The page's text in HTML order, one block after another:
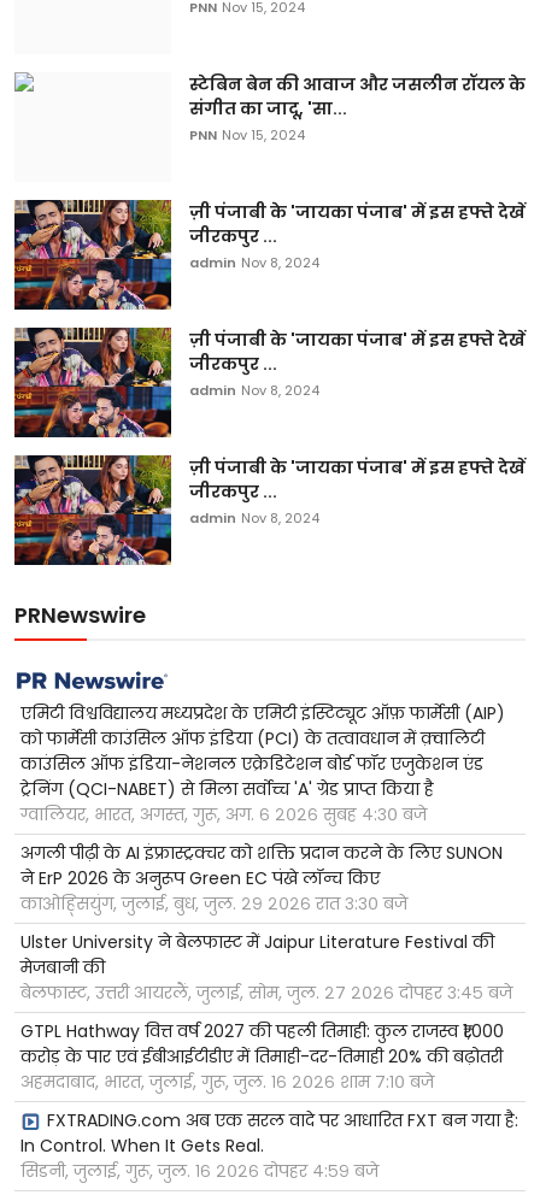
PNN Nov 15, 2024
स्टेबिन बेन की आवाज और जसलीन रॉयल के
संगीत का जादू, 'सा...
PNN Nov 15, 2024
ज़ी पंजाबी के 'जायका पंजाब' में इस हफ्ते देखें
जीरकपुर ...
admin Nov 8, 2024
ज़ी पंजाबी के 'जायका पंजाब' में इस हफ्ते देखें
जीरकपुर ...
admin Nov 8, 2024
ज़ी पंजाबी के 'जायका पंजाब' में इस हफ्ते देखें
जीरकपुर ...
admin Nov 8, 2024
PRNewswire
एमिटी विश्वविद्यालय मध्यप्रदेश के एमिटी इंस्टिट्यूट ऑफ़ फार्मेसी (AIP)
को फार्मेसी काउंसिल ऑफ इंडिया (PCI) के तत्वावधान में क़्वालिटी
काउंसिल ऑफ इंडिया-नेशनल एक्रेडिटेशन बोर्ड फॉर एजुकेशन एंड
ट्रेनिंग (QCI-NABET) से मिला सर्वोच्च 'A' ग्रेड प्राप्त किया है
ग्वालियर, भारत, अगस्त, गुरू, अग. ६ २०२६ सुबह ४:३० बजे
अगली पीढ़ी के AI इंफ्रास्ट्रक्चर को शक्ति प्रदान करने के लिए SUNON
ने ErP 2026 के अनुरूप Green EC पंखे लॉन्च किए
काओह्सियुंग, जुलाई, बुध, जुल. २९ २०२६ रात ३:३० बजे
Ulster University ने बेलफास्ट में Jaipur Literature Festival की
मेजबानी की
बेलफास्ट, उत्तरी आयरलैं, जुलाई, सोम, जुल. २७ २०२६ दोपहर ३:४५ बजे
GTPL Hathway वित्त वर्ष 2027 की पहली तिमाही: कुल राजस्व ₹1,000
करोड़ के पार एवं ईबीआईटीडीए में तिमाही-दर-तिमाही 20% की बढ़ोतरी
अहमदाबाद, भारत, जुलाई, गुरू, जुल. १६ २०२६ शाम ७:१० बजे
FXTRADING.com अब एक सरल वादे पर आधारित FXT बन गया है:
In Control. When It Gets Real.
सिडनी, जुलाई, गुरू, जुल. १६ २०२६ दोपहर ४:५९ बजे